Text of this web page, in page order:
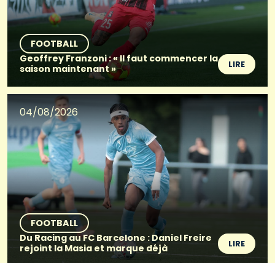
FOOTBALL
Geoffrey Franzoni : « Il faut commencer la
saison maintenant »
LIRE
04/08/2026
FOOTBALL
Du Racing au FC Barcelone : Daniel Freire
rejoint la Masia et marque déjà
LIRE